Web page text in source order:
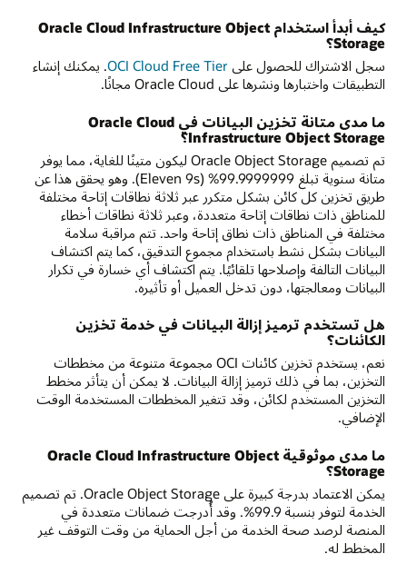
كيف أبدأ استخدام Oracle Cloud Infrastructure Object
Storage؟
سجل الاشتراك للحصول على OCI Cloud Free Tier. يمكنك إنشاء
التطبيقات واختبارها ونشرها على Oracle Cloud مجانًا.
ما مدى متانة تخزين البيانات في Oracle Cloud
Infrastructure Object Storage؟
تم تصميم Oracle Object Storage ليكون متينًا للغاية، مما يوفر
متانة سنوية تبلغ 99.9999999% (Eleven 9s). وهو يحقق هذا عن
طريق تخزين كل كائن بشكل متكرر عبر ثلاثة نطاقات إتاحة مختلفة
للمناطق ذات نطاقات إتاحة متعددة، وعبر ثلاثة نطاقات أخطاء
مختلفة في المناطق ذات نطاق إتاحة واحد. تتم مراقبة سلامة
البيانات بشكل نشط باستخدام مجموع التدقيق، كما يتم اكتشاف
البيانات التالفة وإصلاحها تلقائيًا. يتم اكتشاف أي خسارة في تكرار
البيانات ومعالجتها، دون تدخل العميل أو تأثيره.
هل تستخدم ترميز إزالة البيانات في خدمة تخزين
الكائنات؟
نعم، يستخدم تخزين كائنات OCI مجموعة متنوعة من مخططات
التخزين، بما في ذلك ترميز إزالة البيانات. لا يمكن أن يتأثر مخطط
التخزين المستخدم لكائن، وقد تتغير المخططات المستخدمة الوقت
الإضافي.
ما مدى موثوقية Oracle Cloud Infrastructure Object
Storage؟
يمكن الاعتماد بدرجة كبيرة على Oracle Object Storage. تم تصميم
الخدمة لتوفر بنسبة 99.9%. وقد أُدرجت ضمانات متعددة في
المنصة لرصد صحة الخدمة من أجل الحماية من وقت التوقف غير
المخطط له.